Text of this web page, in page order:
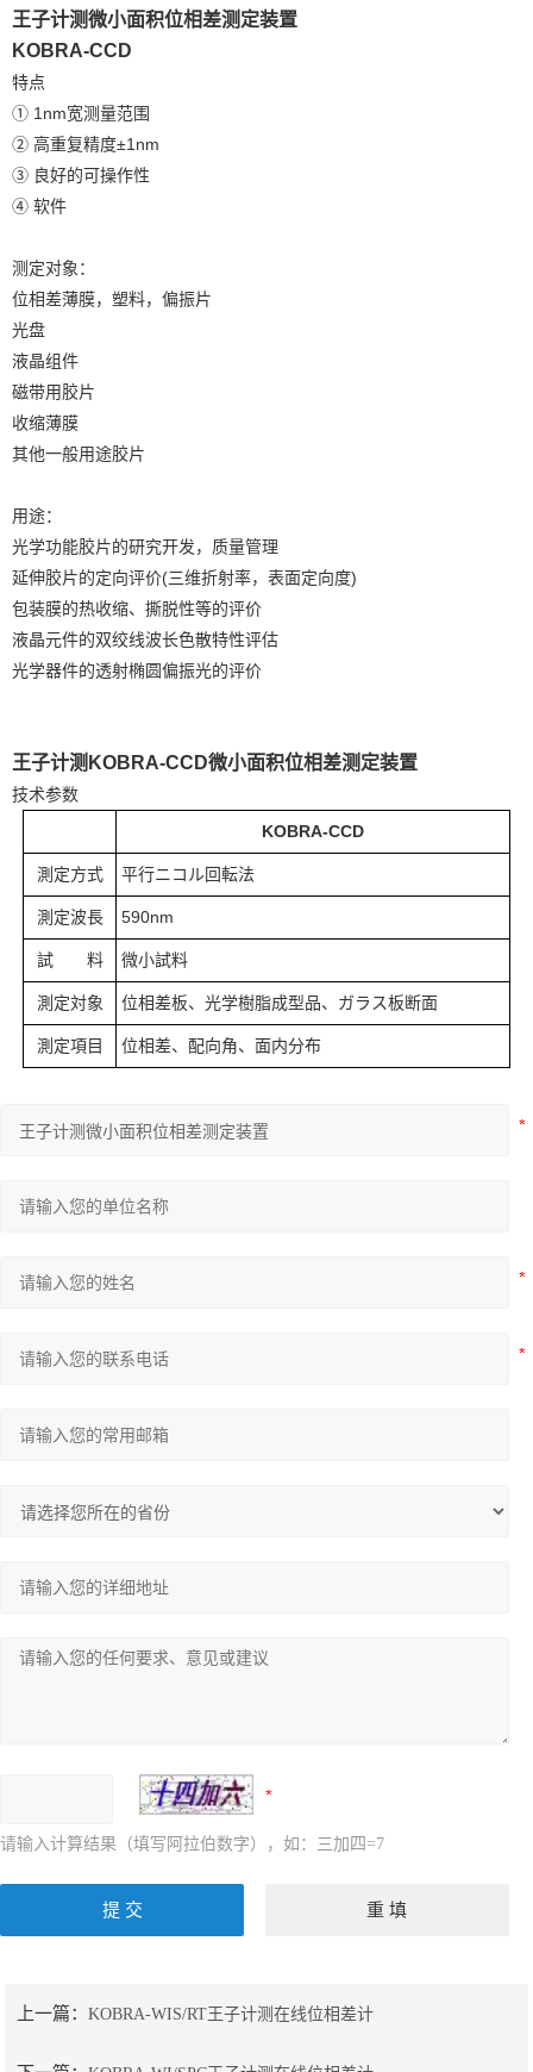
王子计测微小面积位相差测定装置
KOBRA-CCD
特点
① 1nm宽测量范围
② 高重复精度±1nm
③ 良好的可操作性
④ 软件
测定对象：
位相差薄膜，塑料，偏振片
光盘
液晶组件
磁带用胶片
收缩薄膜
其他一般用途胶片
用途：
光学功能胶片的研究开发，质量管理
延伸胶片的定向评价(三维折射率，表面定向度)
包装膜的热收缩、撕脱性等的评价
液晶元件的双绞线波长色散特性评估
光学器件的透射椭圆偏振光的评价
王子计测KOBRA-CCD微小面积位相差测定装置
技术参数
KOBRA-CCD
測定方式 平行ニコル回転法
測定波長 590nm
試 料 微小試料
測定対象 位相差板、光学樹脂成型品、ガラス板断面
測定項目 位相差、配向角、面内分布
请输入计算结果（填写阿拉伯数字），如：三加四=7
上一篇：KOBRA-WIS/RT王子计测在线位相差计